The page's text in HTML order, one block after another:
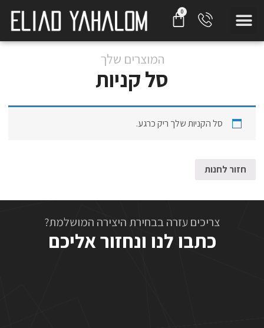
המוצרים שלך
סל קניות
סל הקניות שלך ריק כרגע.
חזור לחנות
צריכים עזרה בבחירת היצירה המושלמת?
כתבו לנו ונחזור אליכם